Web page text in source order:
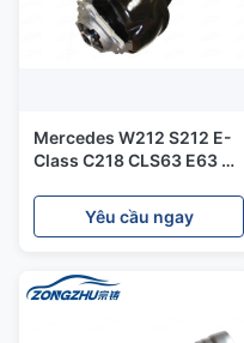
Mercedes W212 S212 E-
Class C218 CLS63 E63 Bộ
trước 2123203138
Yêu cầu ngay